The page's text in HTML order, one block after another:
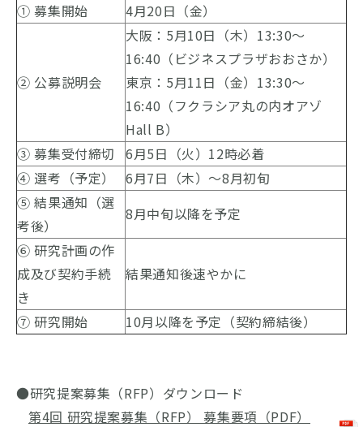
① 募集開始 4月20日（金）
② 公募説明会
大阪：5月10日（木）13:30～
16:40（ビジネスプラザおおさか）
東京：5月11日（金）13:30～
16:40（フクラシア丸の内オアゾ
Hall B）
③ 募集受付締切
6月5日（火）12時必着
④ 選考（予定）
6月7日（木）～8月初旬
⑤ 結果通知（選
考後）
8月中旬以降を予定
⑥ 研究計画の作
成及び契約手続
き
結果通知後速やかに
⑦ 研究開始 10月以降を予定（契約締結後）
●研究提案募集（RFP）ダウンロード
第4回 研究提案募集（RFP） 募集要項（PDF）